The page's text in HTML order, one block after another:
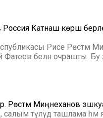
Россия Катнаш көрәш
Рәисе Рөстәм
белән очрашты. Бу
Рөстәм Миңнеханов
салым түләүдә ташлама